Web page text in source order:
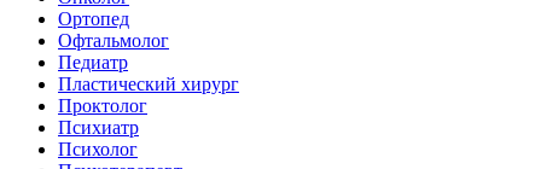
Ортопед
Офтальмолог
Педиатр
Пластический хирург
Проктолог
Психиатр
Психолог